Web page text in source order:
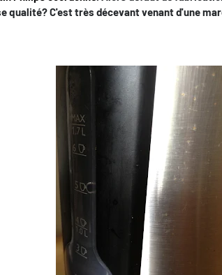
qualité? C'est très décevant venant d'une